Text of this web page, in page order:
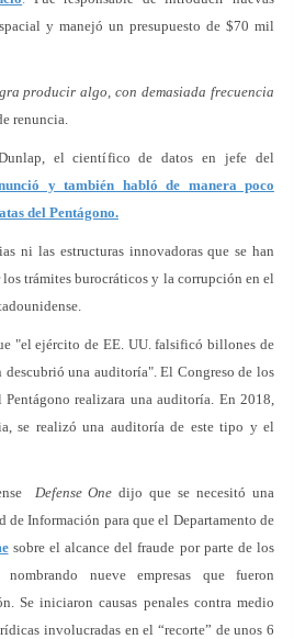
y manejó un presupuesto de $70 mil
producir algo, con demasiada frecuencia
renuncia.
el científico de datos en jefe del
y también habló de manera poco
del Pentágono.
ni las estructuras innovadoras que se han
los trámites burocráticos y la corrupción en el
"el ejército de EE. UU. falsificó billones de
descubrió una auditoría". El Congreso de los
realizara una auditoría. En 2018,
se realizó una auditoría de este tipo y el
Defense One dijo que se necesitó una
Información para que el Departamento de
sobre el alcance del fraude por parte de los
nombrando nueve empresas que fueron
Se iniciaron causas penales contra medio
involucradas en el “recorte” de unos 6